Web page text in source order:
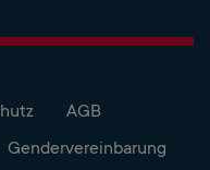
AGB
Gendervereinbarung